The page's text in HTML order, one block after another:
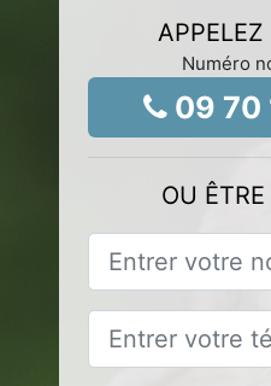
Numéro
09 70
OU